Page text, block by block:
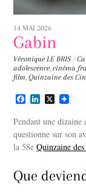
14 MAI 2026
Gabin
Véronique LE BRIS /
adolescence,cinéma
film,Quinzaine des
F
c
e
b
o
L
n
k
e
d
X
Pendant une dizaine
questionne sur son
la 58eQuinzaine des
Que